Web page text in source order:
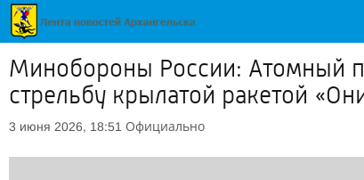
Минобороны России: Атомный
стрельбу крылатой ракетой
3 июня 2026, 18:51 Официально